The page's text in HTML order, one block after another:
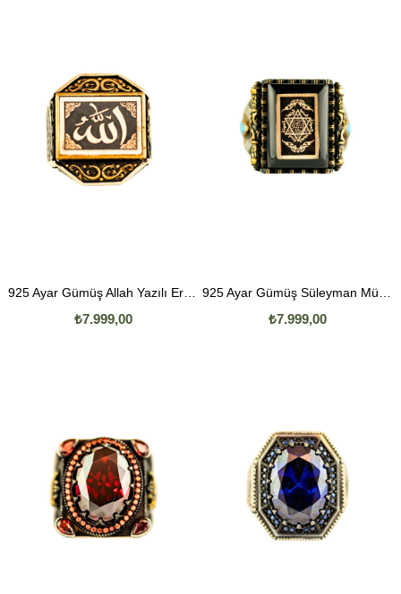
925 Ayar Gümüş Allah Yazılı Erkek Yüzük
₺7.999,00 ₺7.999,00